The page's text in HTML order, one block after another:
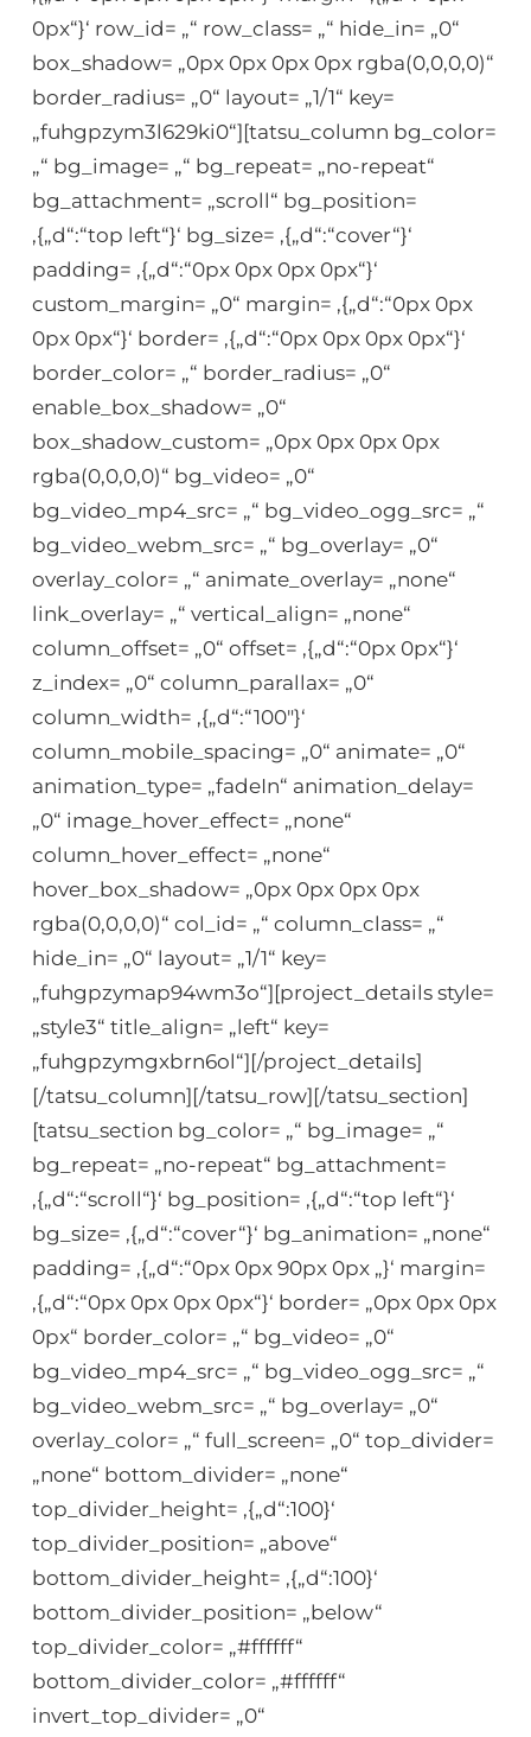
0px“}‘ row_id= „“ row_class= „“ hide_in= „0“
box_shadow= „0px 0px 0px 0px rgba(0,0,0,0)“
border_radius= „0“ layout= „1/1“ key=
„fuhgpzym3l629ki0“][tatsu_column bg_color=
„“ bg_image= „“ bg_repeat= „no-repeat“
bg_attachment= „scroll“ bg_position=
‚{„d“:“top left“}‘ bg_size= ‚{„d“:“cover“}‘
padding= ‚{„d“:“0px 0px 0px 0px“}‘
custom_margin= „0“ margin= ‚{„d“:“0px 0px
0px 0px“}‘ border= ‚{„d“:“0px 0px 0px 0px“}‘
border_color= „“ border_radius= „0“
enable_box_shadow= „0“
box_shadow_custom= „0px 0px 0px 0px
rgba(0,0,0,0)“ bg_video= „0“
bg_video_mp4_src= „“ bg_video_ogg_src= „“
bg_video_webm_src= „“ bg_overlay= „0“
overlay_color= „“ animate_overlay= „none“
link_overlay= „“ vertical_align= „none“
column_offset= „0“ offset= ‚{„d“:“0px 0px“}‘
z_index= „0“ column_parallax= „0“
column_width= ‚{„d“:“100″}‘
column_mobile_spacing= „0“ animate= „0“
animation_type= „fadeIn“ animation_delay=
„0“ image_hover_effect= „none“
column_hover_effect= „none“
hover_box_shadow= „0px 0px 0px 0px
rgba(0,0,0,0)“ col_id= „“ column_class= „“
hide_in= „0“ layout= „1/1“ key=
„fuhgpzymap94wm3o“][project_details style=
„style3“ title_align= „left“ key=
„fuhgpzymgxbrn6ol“][/project_details]
[/tatsu_column][/tatsu_row][/tatsu_section]
[tatsu_section bg_color= „“ bg_image= „“
bg_repeat= „no-repeat“ bg_attachment=
‚{„d“:“scroll“}‘ bg_position= ‚{„d“:“top left“}‘
bg_size= ‚{„d“:“cover“}‘ bg_animation= „none“
padding= ‚{„d“:“0px 0px 90px 0px „}‘ margin=
‚{„d“:“0px 0px 0px 0px“}‘ border= „0px 0px 0px
0px“ border_color= „“ bg_video= „0“
bg_video_mp4_src= „“ bg_video_ogg_src= „“
bg_video_webm_src= „“ bg_overlay= „0“
overlay_color= „“ full_screen= „0“ top_divider=
„none“ bottom_divider= „none“
top_divider_height= ‚{„d“:100}‘
top_divider_position= „above“
bottom_divider_height= ‚{„d“:100}‘
bottom_divider_position= „below“
top_divider_color= „#ffffff“
bottom_divider_color= „#ffffff“
invert_top_divider= „0“